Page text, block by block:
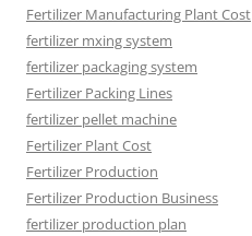
Fertilizer Manufacturing Plant Cost
fertilizer mxing system
fertilizer packaging system
Fertilizer Packing Lines
fertilizer pellet machine
Fertilizer Plant Cost
Fertilizer Production
Fertilizer Production Business
fertilizer production plan